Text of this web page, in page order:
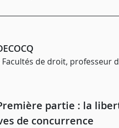
de droit, professeur
partie : la
de concurrence